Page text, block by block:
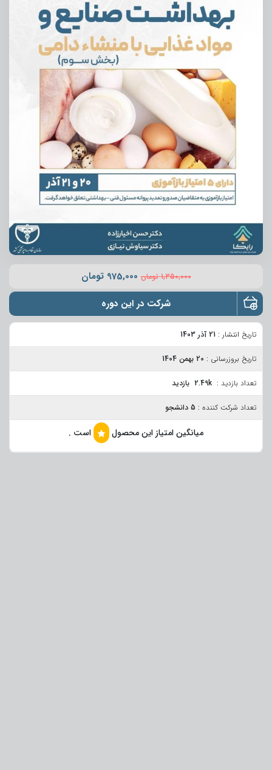
1,350,000 تومان 975,000 تومان
شرکت در این دوره
تاریخ انتشار : 21 آذر 1403
تاریخ بروزرسانی : 20 بهمن 1404
تعداد بازدید :
تعداد شرکت کننده : 5 دانشجو
میانگین امتیاز این محصول است .